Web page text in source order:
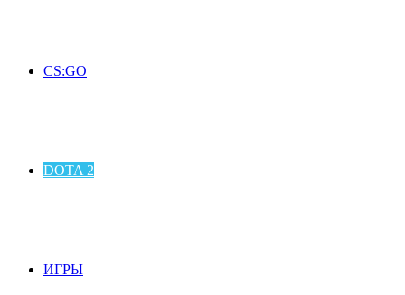
CS:GO
DOTA 2
ИГРЫ